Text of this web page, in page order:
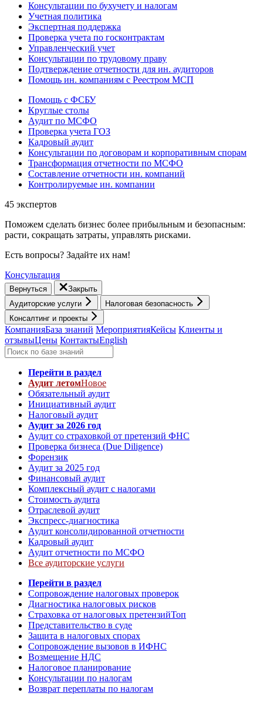
Консультации по бухучету и налогам
Учетная политика
Экспертная поддержка
Проверка учета по госконтрактам
Управленческий учет
Консультации по трудовому праву
Подтверждение отчетности для ин. аудиторов
Помощь ин. компаниям с Реестром МСП
Помощь с ФСБУ
Круглые столы
Аудит по МСФО
Проверка учета ГОЗ
Кадровый аудит
Консультации по договорам и корпоративным спорам
Трансформация отчетности по МСФО
Составление отчетности ин. компаний
Контролируемые ин. компании
45 экспертов
Поможем сделать бизнес более прибыльным и безопасным:
расти, cокращать затраты, управлять рисками.
Есть вопросы? Задайте их нам!
Консультация
Вернуться
Закрыть
Аудиторские услуги
Налоговая безопасность
Консалтинг и проекты
КомпанияБаза знаний МероприятияКейсы Клиенты и
отзывыЦены КонтактыEnglish
Перейти в раздел
Аудит летомНовое
Обязательный аудит
Инициативный аудит
Налоговый аудит
Аудит за 2026 год
Аудит со страховкой от претензий ФНС
Проверка бизнеса (Due Diligence)
Форензик
Аудит за 2025 год
Финансовый аудит
Комплексный аудит с налогами
Стоимость аудита
Отраслевой аудит
Экспресс-диагностика
Аудит консолидированной отчетности
Кадровый аудит
Аудит отчетности по МСФО
Все аудиторские услуги
Перейти в раздел
Сопровождение налоговых проверок
Диагностика налоговых рисков
Страховка от налоговых претензийТоп
Представительство в суде
Защита в налоговых спорах
Сопровождение вызовов в ИФНС
Возмещение НДС
Налоговое планирование
Консультации по налогам
Возврат переплаты по налогам